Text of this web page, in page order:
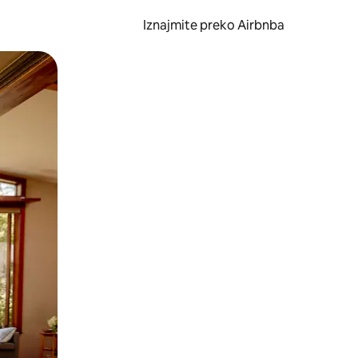
Iznajmite preko Airbnba
prstom po zaslonu.